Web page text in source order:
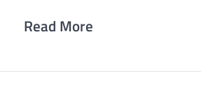
Read More